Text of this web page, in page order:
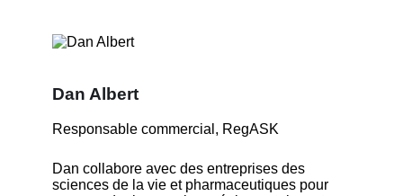
Dan Albert
Responsable commercial, RegASK
Dan collabore avec des entreprises des
sciences de la vie et pharmaceutiques pour